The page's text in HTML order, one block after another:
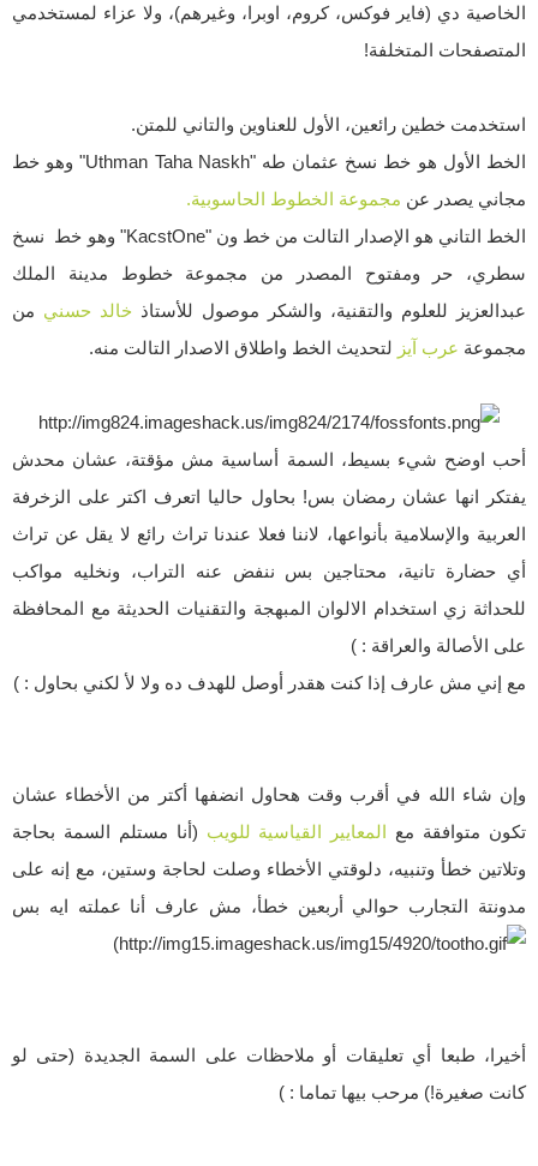
الخاصية دي (فاير فوكس، كروم، اوبرا، وغيرهم)، ولا عزاء لمستخدمي
المتصفحات المتخلفة!
استخدمت خطين رائعين، الأول للعناوين والتاني للمتن.
الخط الأول هو خط نسخ عثمان طه "Uthman Taha Naskh" وهو خط
مجاني يصدر عن مجموعة الخطوط الحاسوبية.
الخط التاني هو الإصدار التالت من خط ون "KacstOne" وهو خط نسخ
سطري، حر ومفتوح المصدر من مجموعة خطوط مدينة الملك
عبدالعزيز للعلوم والتقنية، والشكر موصول للأستاذ خالد حسني من
مجموعة عرب آيز لتحديث الخط واطلاق الاصدار التالت منه.
أحب اوضح شيء بسيط، السمة أساسية مش مؤقتة، عشان محدش
يفتكر انها عشان رمضان بس! بحاول حاليا اتعرف اكتر على الزخرفة
العربية والإسلامية بأنواعها، لاننا فعلا عندنا تراث رائع لا يقل عن تراث
أي حضارة تانية، محتاجين بس ننفض عنه التراب، ونخليه مواكب
للحداثة زي استخدام الالوان المبهجة والتقنيات الحديثة مع المحافظة
على الأصالة والعراقة : )
مع إني مش عارف إذا كنت هقدر أوصل للهدف ده ولا ﻷ لكني بحاول : )
وإن شاء الله في أقرب وقت هحاول انضفها أكتر من الأخطاء عشان
تكون متوافقة مع المعايير القياسية للويب (أنا مستلم السمة بحاجة
وتلاتين خطأ وتنبيه، دلوقتي الأخطاء وصلت لحاجة وستين، مع إنه على
مدونتة التجارب حوالي أربعين خطأ، مش عارف أنا عملته ايه بس
)
أخيرا، طبعا أي تعليقات أو ملاحظات على السمة الجديدة (حتى لو
كانت صغيرة!) مرحب بيها تماما : )